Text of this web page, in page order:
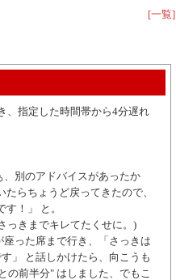
[一覧]
、指定した時間帯から4分遅れ
別のアドバイスがあったか
らちょうど戻ってきたので、
！」 と。
っきまでキレてたくせに。)
座った席まで行き、「さっきは
」 と話しかけたら、向こうも
の前半分" はしました、でもこ